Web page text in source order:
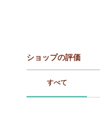
ショップの評価
すべて